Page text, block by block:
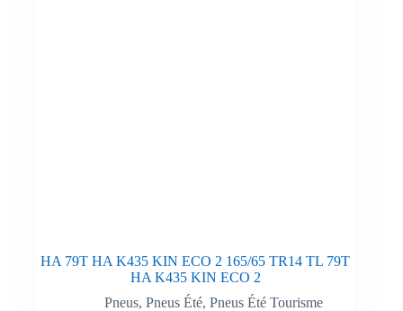
HA 79T HA K435 KIN ECO 2 165/65 TR14 TL 79T
HA K435 KIN ECO 2
Pneus, Pneus Été, Pneus Été Tourisme